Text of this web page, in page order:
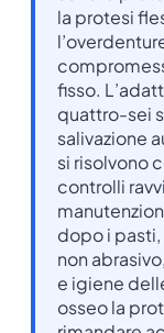
la protesi
fisso.
quattro-sei
salivazione
si risolvono
controlli
dopo i
non
e igiene
osseo la